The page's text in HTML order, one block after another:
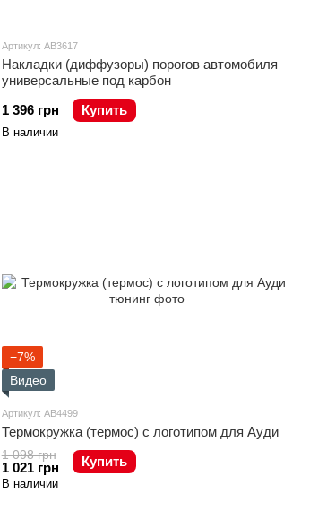
Артикул: AB3617
Накладки (диффузоры) порогов автомобиля
универсальные под карбон
1 396 грн
Купить
В наличии
−7%
Видео
Артикул: AB4499
Термокружка (термос) с логотипом для Ауди
1 098 грн
1 021 грн Купить
В наличии